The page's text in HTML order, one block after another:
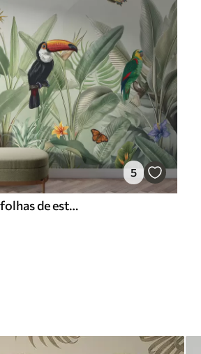
5
Pássaros exóticos em folhas de estropio cinza